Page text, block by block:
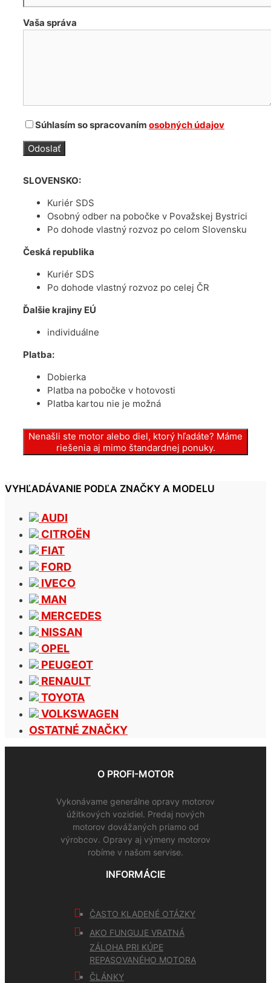
Vaša správa
Súhlasím so spracovaním osobných údajov
SLOVENSKO:
Kuriér SDS
Osobný odber na pobočke v Považskej Bystrici
Po dohode vlastný rozvoz po celom Slovensku
Česká republika
Kuriér SDS
Po dohode vlastný rozvoz po celej ČR
Ďalšie krajiny EÚ
individuálne
Platba:
Dobierka
Platba na pobočke v hotovosti
Platba kartou nie je možná
Nenašli ste motor alebo diel, ktorý hľadáte? Máme
riešenia aj mimo štandardnej ponuky.
VYHĽADÁVANIE PODĽA ZNAČKY A MODELU
AUDI
CITROËN
FIAT
FORD
IVECO
MAN
MERCEDES
NISSAN
OPEL
PEUGEOT
RENAULT
TOYOTA
VOLKSWAGEN
OSTATNÉ ZNAČKY
O PROFI-MOTOR
Vykonávame generálne opravy motorov
úžitkových vozidiel. Predaj nových
motorov dovážaných priamo od
výrobcov. Opravy aj výmeny motorov
robíme v našom servise.
INFORMÁCIE
ČASTO KLADENÉ OTÁZKY
AKO FUNGUJE VRATNÁ
ZÁLOHA PRI KÚPE
REPASOVANÉHO MOTORA
ČLÁNKY